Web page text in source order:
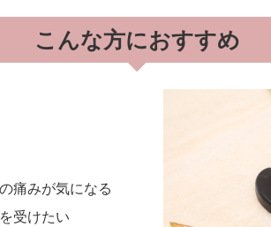
こんな方におすすめ
痛みが気になる
受けたい